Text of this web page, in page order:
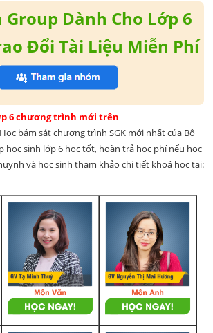
Group Dành Cho Lớp 6
Đổi Tài Liệu Miễn Phí
6 chương trình mới trên
Học bám sát chương trình SGK mới nhất của Bộ
học sinh lớp 6 học tốt, hoàn trả học phí nếu học
và học sinh tham khảo chi tiết khoá học tại: